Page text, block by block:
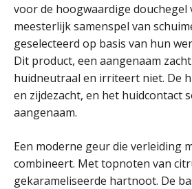
prijs
was:
30,57 €.
prijs
is:
19,95 €.
voor de hoogwaardige douchegel
meesterlijk samenspel van
geselecteerd op basis van hun
Dit product, een aangenaam
huidneutraal en irriteert niet. De
en zijdezacht, en het huidcontact
aangenaam.
Een moderne geur die verleiding
combineert. Met topnoten van
gekarameliseerde hartnoot. De